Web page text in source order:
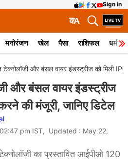
Sign in
A
क
मनोरंजन खेल पैसा राशिफल धर्म
और बंसल वायर इंडस्ट्रीज को मिली
और बंसल वायर इंडस्ट्रीज
की मंजूरी, जानिए डिटेल
pm IST, Updated : May 22,
का प्रस्तावित आईपीओ 120